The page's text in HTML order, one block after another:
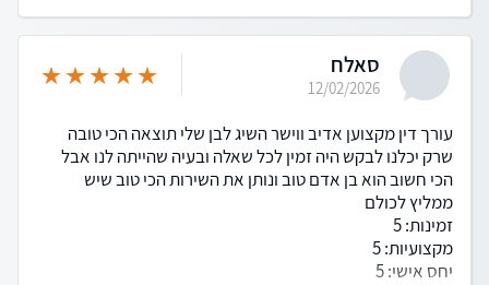
סאלח
12/02/2026
עורך דין מקצוען אדיב ווישר השיג לבן שלי תוצאה הכי טובה
שרק יכלנו לבקש היה זמין לכל שאלה ובעיה שהייתה לנו אבל
הכי חשוב הוא בן אדם טוב ונותן את השירות הכי טוב שיש
ממליץ לכולם
זמינות: 5
מקצועיות: 5
יחס אישי: 5